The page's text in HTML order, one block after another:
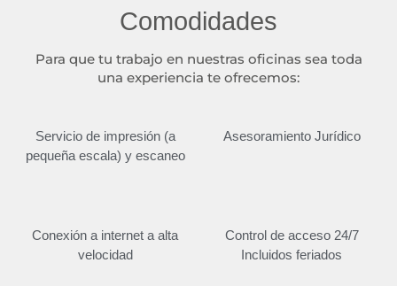
Comodidades
Para que tu trabajo en nuestras oficinas sea toda
una experiencia te ofrecemos:
Servicio de impresión (a
pequeña escala) y escaneo
Asesoramiento Jurídico
Conexión a internet a alta
velocidad
Control de acceso 24/7
Incluidos feriados